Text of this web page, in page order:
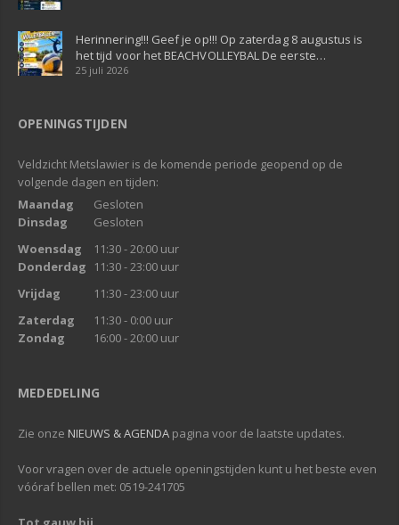
Herinnering!!! Geef je op!!! Op zaterdag 8 augustus is
het tijd voor het BEACHVOLLEYBAL De eerste…
25 juli 2026
OPENINGSTIJDEN
Veldzicht Metslawier is de komende periode geopend op de
volgende dagen en tijden:
Maandag
Gesloten
Dinsdag
Gesloten
Woensdag
11:30 - 20:00 uur
Donderdag
11:30 - 23:00 uur
Vrijdag
11:30 - 23:00 uur
Zaterdag
11:30 - 0:00 uur
Zondag
16:00 - 20:00 uur
MEDEDELING
Zie onze NIEUWS & AGENDA pagina voor de laatste updates.
Voor vragen over de actuele openingstijden kunt u het beste even
vóóraf bellen met: 0519-241705